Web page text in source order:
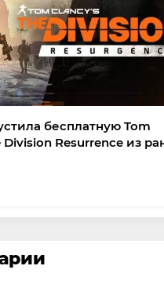
бесплатную Tom
Division Resurrence из